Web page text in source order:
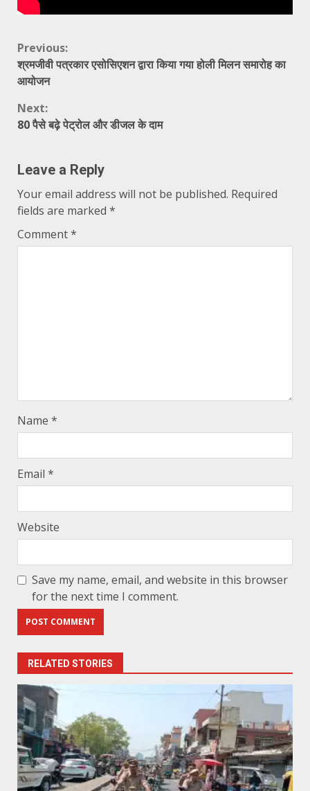
Continue
Reading
Previous:
श्रमजीवी पत्रकार एसोसिएशन द्वारा किया गया होली मिलन समारोह का
आयोजन
Next:
80 पैसे बढ़े पेट्रोल और डीजल के दाम
Leave a Reply
Your email address will not be published. Required
fields are marked *
Comment*
Name *
Email *
Website
Save my name, email, and website in this browser
for the next time I comment.
RELATED STORIES